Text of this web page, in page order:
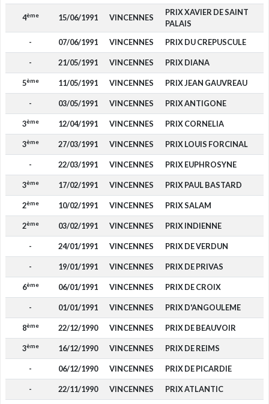
4ème 15/06/1991 VINCENNES
PRIX XAVIER DE SAINT
PALAIS
-
07/06/1991 VINCENNES PRIX DU CREPUSCULE
- 21/05/1991 VINCENNES PRIX DIANA
5ème 11/05/1991 VINCENNES PRIX JEAN GAUVREAU
- 03/05/1991 VINCENNES PRIX ANTIGONE
3ème 12/04/1991 VINCENNES PRIX CORNELIA
3ème 27/03/1991 VINCENNES PRIX LOUIS FORCINAL
- 22/03/1991 VINCENNES PRIX EUPHROSYNE
3ème 17/02/1991 VINCENNES PRIX PAUL BASTARD
2ème 10/02/1991 VINCENNES PRIX SALAM
2ème 03/02/1991 VINCENNES PRIX INDIENNE
- 24/01/1991 VINCENNES PRIX DE VERDUN
- 19/01/1991 VINCENNES PRIX DE PRIVAS
6ème 06/01/1991 VINCENNES PRIX DE CROIX
- 01/01/1991 VINCENNES PRIX D'ANGOULEME
8ème 22/12/1990 VINCENNES PRIX DE BEAUVOIR
3ème 16/12/1990 VINCENNES PRIX DE REIMS
- 06/12/1990 VINCENNES PRIX DE PICARDIE
- 22/11/1990 VINCENNES PRIX ATLANTIC